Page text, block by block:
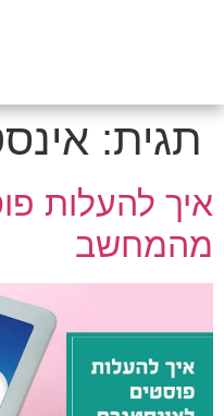
תגית:
איך להעלות
מהמחשב